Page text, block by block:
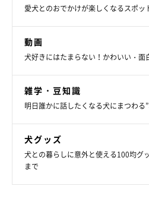
愛犬とのおでかけが楽しくなるスポッ
動画
犬好きにはたまらない！かわいい・面
雑学・豆知識
明日誰かに話したくなる犬にまつわる
犬グッズ
犬との暮らしに意外と使える100均グ
まで